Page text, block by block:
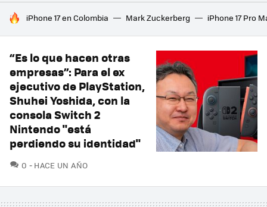
HOY SE HABLA DE
iPhone 17 en Colombia Mark Zuckerberg iPhone 17 Pro
“Es lo que hacen otras
empresas”: Para el ex
ejecutivo de PlayStation,
Shuhei Yoshida, con la
consola Switch 2
Nintendo "está
perdiendo su identidad"
0 COMENTARIOS
HACE UN AÑO